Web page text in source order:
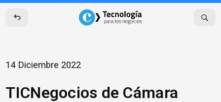
Skip
content
14 Diciembre 2022
TICNegocios de Cámara